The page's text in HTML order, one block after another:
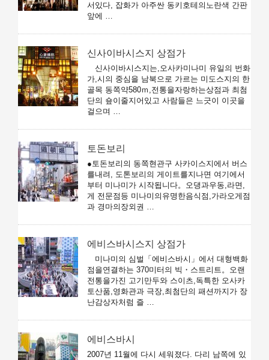
서있다, 잡화가 아주싼 동키호테의노란색 간판
앞에 …
신사이바시스지 상점가
신사이바시스지는,오사카미나미 유일의 번화
가,시의 중심을 남북으로 가르는 미도스지의 한
골목 동쪽약580ｍ,전통을자랑하는상점과 최첨
단의 숖이줄지어있고 사람들은 느긋이 이곳을
걸으며 …
토돈보리
●토돈보리의 동쪽현관구 사카이스지에서 버스
를내려, 도톤보리의 게이트를지나면 여기에서
부터 미나미가 시작됩니다。오댕과우동,라면,
게 전문점등 미나미의유명한음식점,가라오게점
과 경마의장외권 …
에비스바시스지 상점가
미나미의 심벌「에비스바시」에서 대형백화
점을연결하는 370미터의 빅・스트리트。오랜
전통을가진 고기만두와 스이츠,독특한 오사카
토산품,영화관과 극장,최첨단의 패션까지가 장
난감상자처럼 즐 …
에비스바시
2007년 11월에 다시 세워졌다. 다리 남쪽에 있